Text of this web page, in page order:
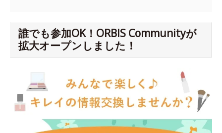
誰でも参加OK！ORBIS Communityが
拡大オープンしました！